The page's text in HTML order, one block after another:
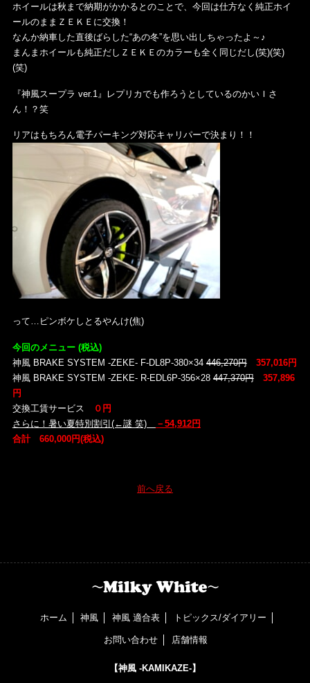
ホイールは秋まで納期がかかるとのことで、今回は仕方なく純正ホイ
ールのままＺＥＫＥに交換！
なんか納車した直後ばらした“あの冬”を思い出しちゃったよ～♪
まんまホイールも純正だしＺＥＫＥのカラーも全く同じだし(笑)(笑)
(笑)
『神風スープラ ver.1』レプリカでも作ろうとしているのかいＩさ
ん！？笑
リアはもちろん電子パーキング対応キャリパーで決まり！！
って…ピンボケしとるやんけ(焦)
今回のメニュー (税込)
神風 BRAKE SYSTEM -ZEKE- F-DL8P-380×34 446,270円
357,016円
神風 BRAKE SYSTEM -ZEKE- R-EDL6P-356×28 447,370円
357,896
円
交換工賃サービス
０円
さらに！暑い夏特別割引(←謎 笑)
－54,912円
合計 660,000円(税込)
前へ戻る
ホーム 神風 神風 適合表 トピックス/ダイアリー
お問い合わせ 店舗情報
【神風 -KAMIKAZE-】